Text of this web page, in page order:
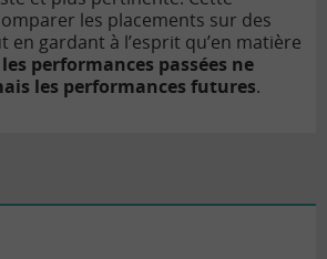
les placements sur des
en gardant à l’esprit qu’en matière
les performances passées ne
les performances futures.